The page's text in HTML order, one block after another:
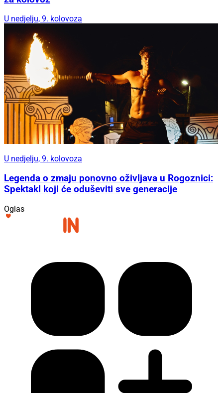
U nedjelju, 9. kolovoza
U nedjelju, 9. kolovoza
Legenda o zmaju ponovno oživljava u Rogoznici:
Spektakl koji će oduševiti sve generacije
Oglas